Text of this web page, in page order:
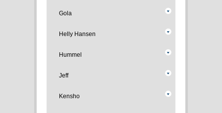
Gola
Helly Hansen
Hummel
Jeff
Kensho